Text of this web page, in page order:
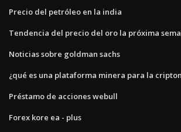
Precio del petróleo en la india
Tendencia del precio del oro la próxima
Noticias sobre goldman sachs
¿qué es una plataforma minera para la
Préstamo de acciones webull
Forex kore ea - plus